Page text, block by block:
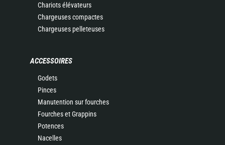
Chariots élévateurs
Chargeuses compactes
Chargeuses pelleteuses
ACCESSOIRES
Godets
Pinces
Manutention sur fourches
Fourches et Grappins
Potences
Nacelles